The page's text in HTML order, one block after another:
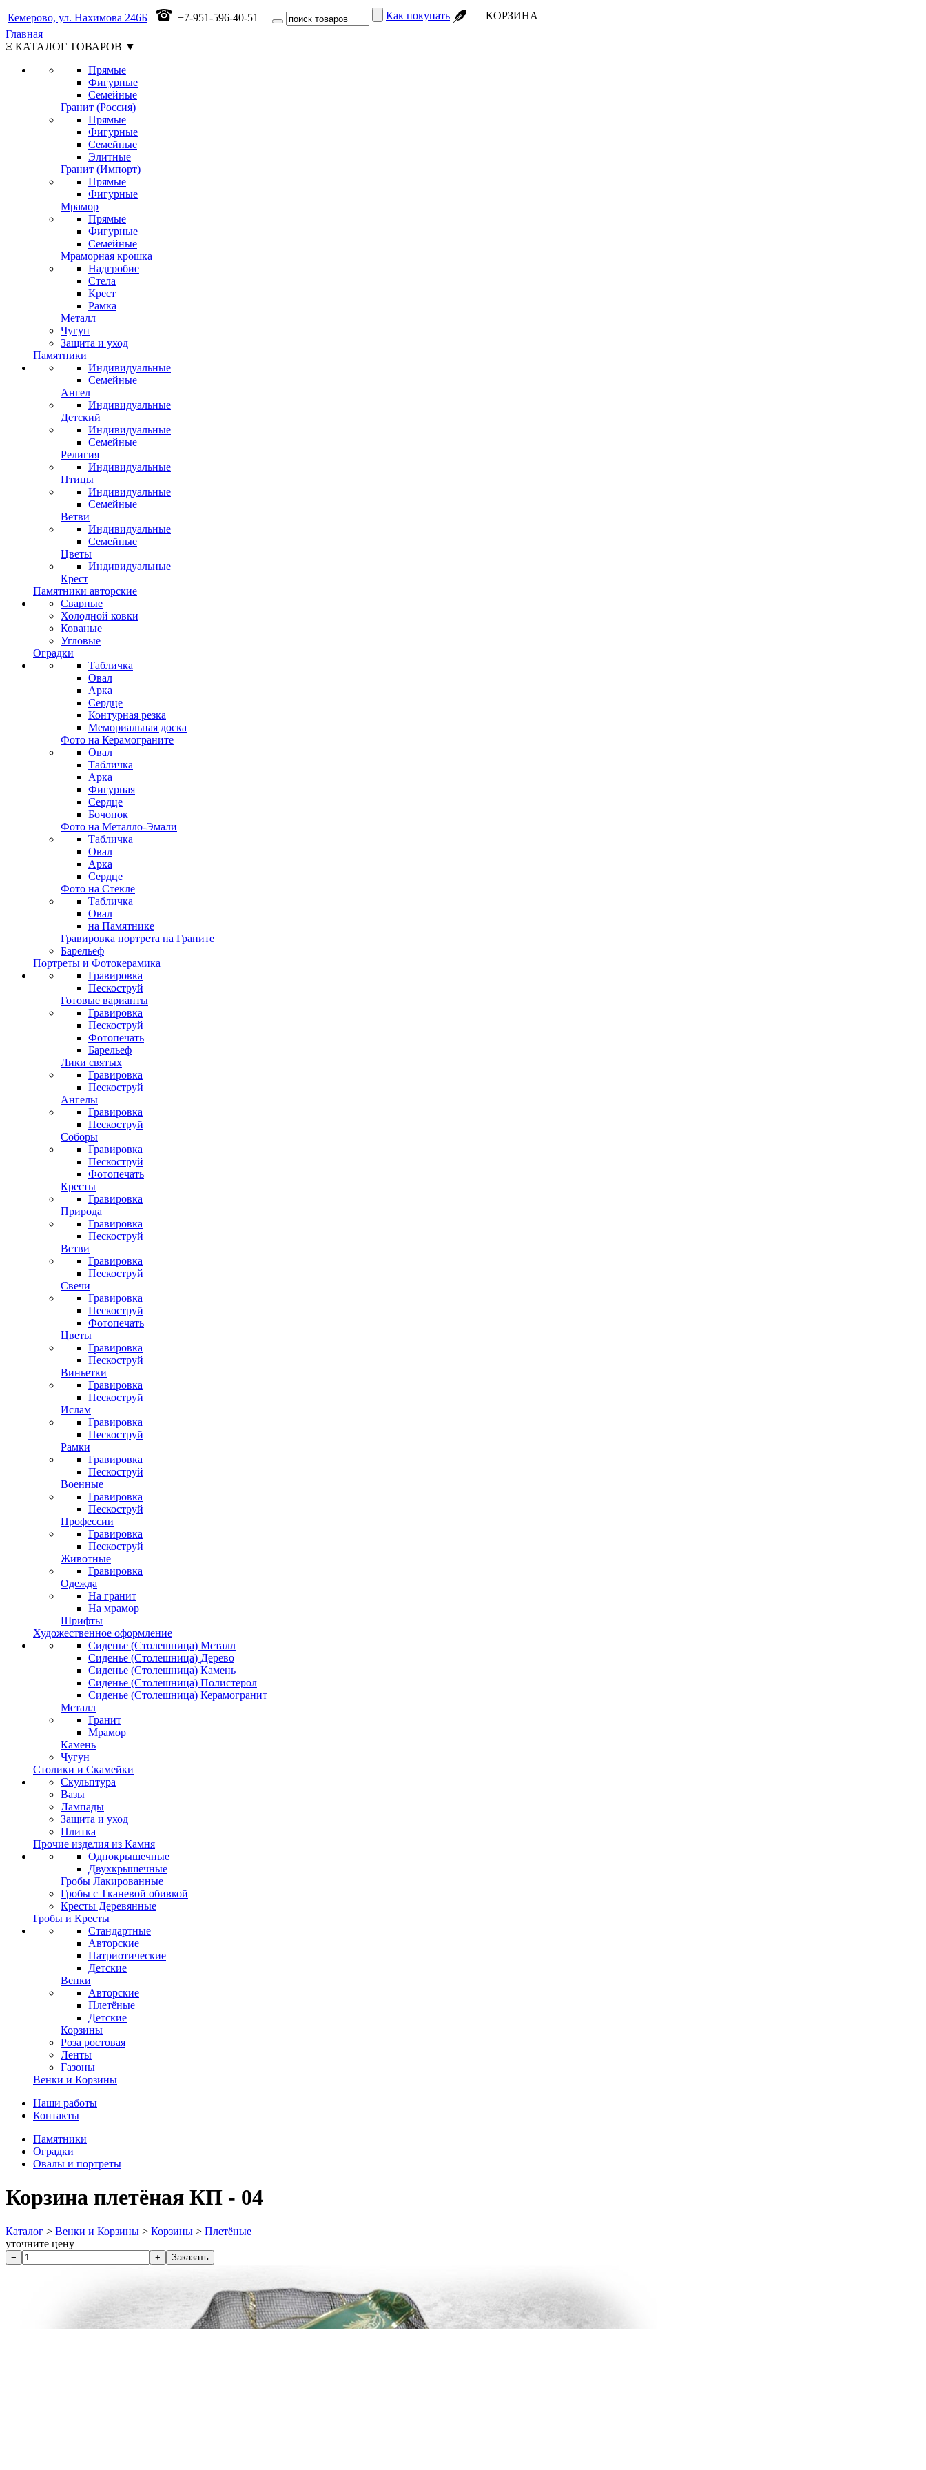
Кемерово, ул. Нахимова 246Б +7-951-596-40-51 Как покупать
КОРЗИНА
Главная
Ξ КАТАЛОГ ТОВАРОВ ▼
Прямые
Фигурные
Семейные
Гранит (Россия)
Прямые
Фигурные
Семейные
Элитные
Гранит (Импорт)
Прямые
Фигурные
Мрамор
Прямые
Фигурные
Семейные
Мраморная крошка
Надгробие
Стела
Крест
Рамка
Металл
Чугун
Защита и уход
Памятники
Индивидуальные
Семейные
Ангел
Индивидуальные
Детский
Индивидуальные
Семейные
Религия
Индивидуальные
Птицы
Индивидуальные
Семейные
Ветви
Индивидуальные
Семейные
Цветы
Индивидуальные
Крест
Памятники авторские
Сварные
Холодной ковки
Кованые
Угловые
Оградки
Табличка
Овал
Арка
Сердце
Контурная резка
Мемориальная доска
Фото на Керамограните
Овал
Табличка
Арка
Фигурная
Сердце
Бочонок
Фото на Металло-Эмали
Табличка
Овал
Арка
Сердце
Фото на Стекле
Табличка
Овал
на Памятнике
Гравировка портрета на Граните
Барельеф
Портреты и Фотокерамика
Гравировка
Пескоструй
Готовые варианты
Гравировка
Пескоструй
Фотопечать
Барельеф
Лики святых
Гравировка
Пескоструй
Ангелы
Гравировка
Пескоструй
Соборы
Гравировка
Пескоструй
Фотопечать
Кресты
Гравировка
Природа
Гравировка
Пескоструй
Ветви
Гравировка
Пескоструй
Свечи
Гравировка
Пескоструй
Фотопечать
Цветы
Гравировка
Пескоструй
Виньетки
Гравировка
Пескоструй
Ислам
Гравировка
Пескоструй
Рамки
Гравировка
Пескоструй
Военные
Гравировка
Пескоструй
Профессии
Гравировка
Пескоструй
Животные
Гравировка
Одежда
На гранит
На мрамор
Шрифты
Художественное оформление
Сиденье (Столешница) Металл
Сиденье (Столешница) Дерево
Сиденье (Столешница) Камень
Сиденье (Столешница) Полистерол
Сиденье (Столешница) Керамогранит
Металл
Гранит
Мрамор
Камень
Чугун
Столики и Скамейки
Скульптура
Вазы
Лампады
Защита и уход
Плитка
Прочие изделия из Камня
Однокрышечные
Двухкрышечные
Гробы Лакированные
Гробы с Тканевой обивкой
Кресты Деревянные
Гробы и Кресты
Стандартные
Авторские
Патриотические
Детские
Венки
Авторские
Плетёные
Детские
Корзины
Роза ростовая
Ленты
Газоны
Венки и Корзины
Наши работы
Контакты
Памятники
Оградки
Овалы и портреты
Корзина плетёная КП - 04
Каталог > Венки и Корзины > Корзины > Плетёные
уточните цену